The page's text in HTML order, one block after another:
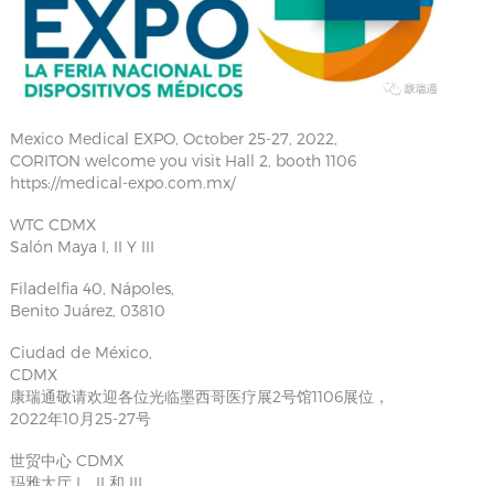
Mexico Medical EXPO, October 25-27, 2022,
CORITON welcome you visit Hall 2, booth 1106
https://medical-expo.com.mx/
WTC CDMX
Salón Maya I, II Y III
Filadelfia 40, Nápoles,
Benito Juárez, 03810
Ciudad de México,
CDMX
康瑞通敬请欢迎各位光临墨西哥医疗展2号馆1106展位，
2022年10月25-27号
世贸中心 CDMX